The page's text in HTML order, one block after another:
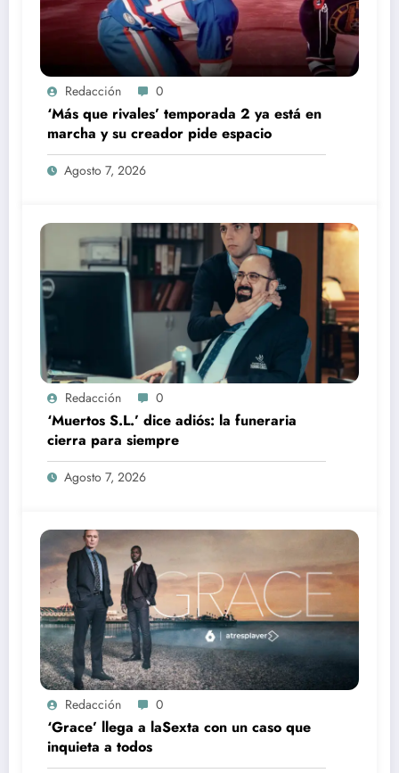
Redacción 0
‘Más que rivales’ temporada 2 ya está en
marcha y su creador pide espacio
Agosto 7, 2026
Redacción 0
‘Muertos S.L.’ dice adiós: la funeraria
cierra para siempre
Agosto 7, 2026
Redacción 0
‘Grace’ llega a laSexta con un caso que
inquieta a todos